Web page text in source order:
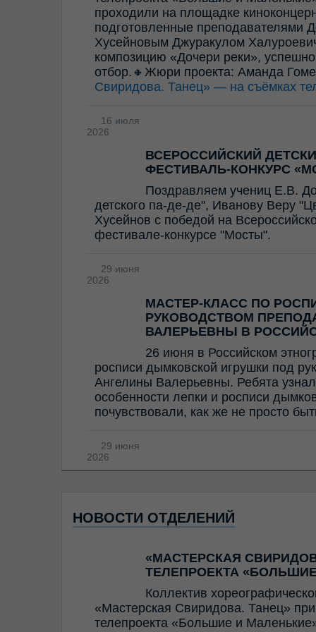
проходили на площадке
подготовленные преподавателями
Хусейновым Джуракулом
композицию «Дочери реки»,
отбор.🔸Жюри проекта: Аманда
Свиридова. Танец» — на съёмках
16 июля
2026
ВСЕРОССИЙСКИЙ
ФЕСТИВАЛЬ-КОНКУРС
Поздравляем учениц Е.В.
детского па-де-де", Иванову Веру
Хусейнов с победой на
фестивале-конкурсе "Мосты".
29 июня
2026
МАСТЕР-КЛАСС ПО
РУКОВОДСТВОМ
ВАЛЕРЬЕВНЫ В
26 июня в Российском
росписи дымковской игрушки под
Ангелины Валерьевны. Ребята
особенности лепки и росписи
почувствовали, как же не просто
29 июня
2026
НОВОСТИ ОТДЕЛЕНИЙ
«МАСТЕРСКАЯ
ТЕЛЕПРОЕКТА
Коллектив
«Мастерская Свиридова. Танец»
телепроекта «Большие и